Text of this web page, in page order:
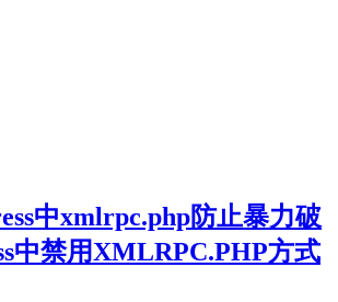
中xmlrpc.php防止暴力破
中禁用XMLRPC.PHP方式